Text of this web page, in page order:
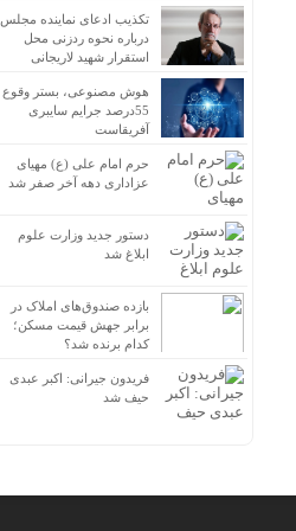
تکذیب ادعای نماینده مجلس
درباره نحوه ردزنی محل
استقرار شهید لاریجانی
هوش مصنوعی، بستر وقوع
55درصد جرایم سایبری
آفریقاست
حرم امام علی (ع) مهیای
عزاداری دهه آخر صفر شد
دستور جدید وزارت علوم
ابلاغ شد
بازده صندوق‌های املاک در
برابر جهش قیمت مسکن؛
کدام برنده شد؟
فریدون جیرانی: اکبر عبدی
حیف شد